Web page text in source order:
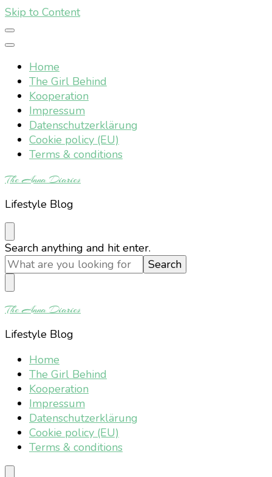
Skip to Content
Home
The Girl Behind
Kooperation
Impressum
Datenschutzerklärung
Cookie policy (EU)
Terms & conditions
The Anna Diaries
Lifestyle Blog
Looking
for
Something?
Search anything and hit enter.
The Anna Diaries
Lifestyle Blog
Home
The Girl Behind
Kooperation
Impressum
Datenschutzerklärung
Cookie policy (EU)
Terms & conditions